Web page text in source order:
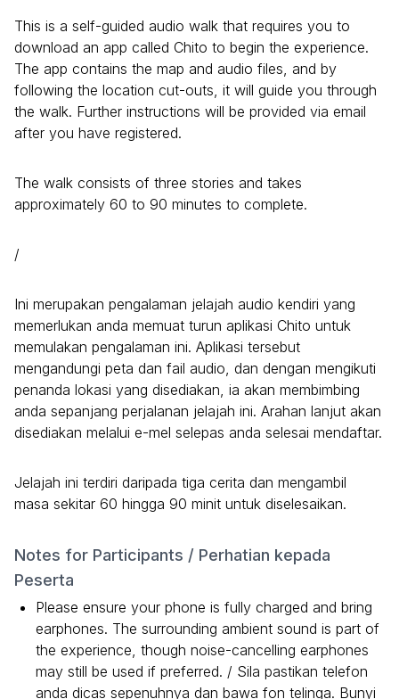
This is a self-guided audio walk that requires you to
download an app called Chito to begin the experience.
The app contains the map and audio files, and by
following the location cut-outs, it will guide you through
the walk. Further instructions will be provided via email
after you have registered.
The walk consists of three stories and takes
approximately 60 to 90 minutes to complete.
/
Ini merupakan pengalaman jelajah audio kendiri yang
memerlukan anda memuat turun aplikasi Chito untuk
memulakan pengalaman ini. Aplikasi tersebut
mengandungi peta dan fail audio, dan dengan mengikuti
penanda lokasi yang disediakan, ia akan membimbing
anda sepanjang perjalanan jelajah ini. Arahan lanjut akan
disediakan melalui e-mel selepas anda selesai mendaftar.
Jelajah ini terdiri daripada tiga cerita dan mengambil
masa sekitar 60 hingga 90 minit untuk diselesaikan.
Notes for Participants / Perhatian kepada
Peserta
Please ensure your phone is fully charged and bring
earphones. The surrounding ambient sound is part of
the experience, though noise-cancelling earphones
may still be used if preferred. / Sila pastikan telefon
anda dicas sepenuhnya dan bawa fon telinga. Bunyi